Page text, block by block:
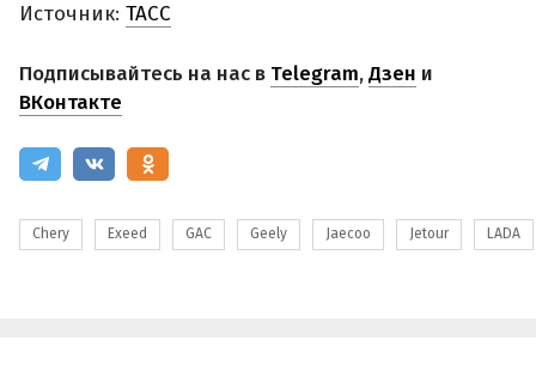
Источник: ТАСС
Подписывайтесь на нас в Telegram,Дзен и
ВКонтакте
Chery Exeed GAC Geely Jaecoo Jetour LADA